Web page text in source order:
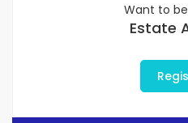
Want to
Estate